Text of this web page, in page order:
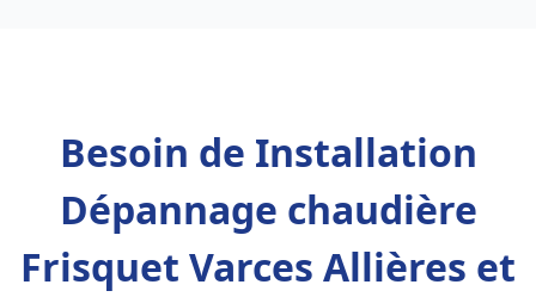
Besoin de Installation
Dépannage chaudière
Frisquet Varces Allières et